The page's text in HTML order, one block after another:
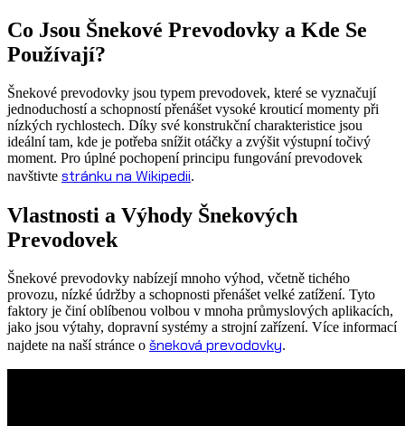
Co Jsou Šnekové Prevodovky a Kde Se
Používají?
Šnekové prevodovky jsou typem prevodovek, které se vyznačují
jednoduchostí a schopností přenášet vysoké krouticí momenty při
nízkých rychlostech. Díky své konstrukční charakteristice jsou
ideální tam, kde je potřeba snížit otáčky a zvýšit výstupní točivý
moment. Pro úplné pochopení principu fungování prevodovek
navštivte stránku na Wikipedii.
Vlastnosti a Výhody Šnekových
Prevodovek
Šnekové prevodovky nabízejí mnoho výhod, včetně tichého
provozu, nízké údržby a schopnosti přenášet velké zatížení. Tyto
faktory je činí oblíbenou volbou v mnoha průmyslových aplikacích,
jako jsou výtahy, dopravní systémy a strojní zařízení. Více informací
najdete na naší stránce o šneková prevodovky.